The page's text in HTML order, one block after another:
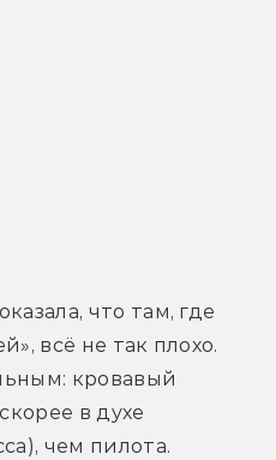
что там, где
всё не так плохо.
кровавый
в духе
чем пилота.